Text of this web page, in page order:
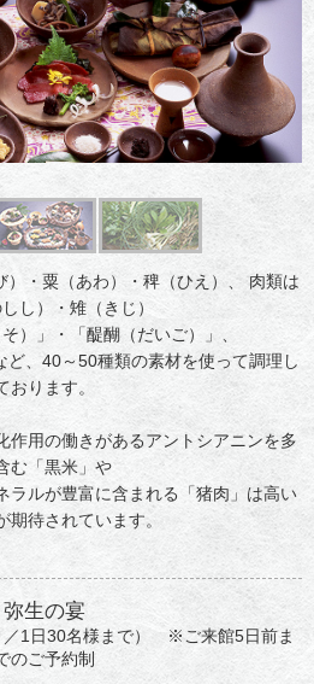
・粟（あわ）・稗（ひえ）、 肉類は
し）・雉（きじ）
）」・「醍醐（だいご）」、
、40～50種類の素材を使って調理し
おります。
作用の働きがあるアントシアニンを多
む「黒米」や
ラルが豊富に含まれる「猪肉」は高い
期待されています。
弥生の宴
／1日30名様まで） ※ご来館5日前ま
のご予約制